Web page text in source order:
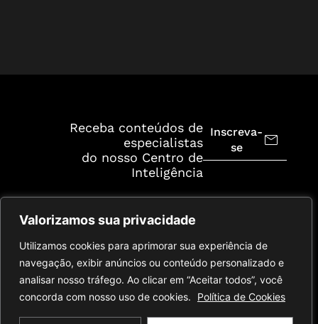
Valorizamos sua privacidade
Utilizamos cookies para aprimorar sua experiência de
navegação, exibir anúncios ou conteúdo personalizado e
analisar nosso tráfego. Ao clicar em “Aceitar todos”, você
concorda com nosso uso de cookies.
Política de Cookies
Receba conteúdos de
especialistas
do nosso Centro de
Inteligência
Inscreva-
se